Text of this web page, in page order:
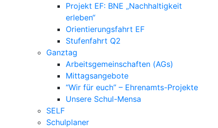
Projekt EF: BNE „Nachhaltigkeit
erleben“
Orientierungsfahrt EF
Stufenfahrt Q2
Ganztag
Arbeitsgemeinschaften (AGs)
Mittagsangebote
“Wir für euch” – Ehrenamts-Projekte
Unsere Schul-Mensa
SELF
Schulplaner